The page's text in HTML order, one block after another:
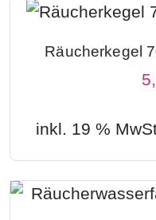
Räucherkegel
inkl. 19 %